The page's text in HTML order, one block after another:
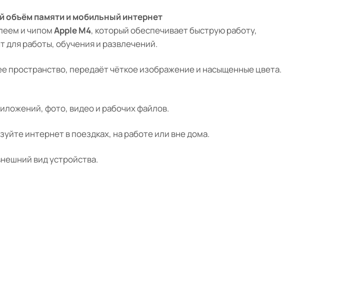
объём памяти и мобильный интернет
и чипомApple M4, который обеспечивает быструю работу,
работы, обучения и развлечений.
пространство, передаёт чёткое изображение и насыщенные цвета.
фото, видео и рабочих файлов.
интернет в поездках, на работе или вне дома.
вид устройства.